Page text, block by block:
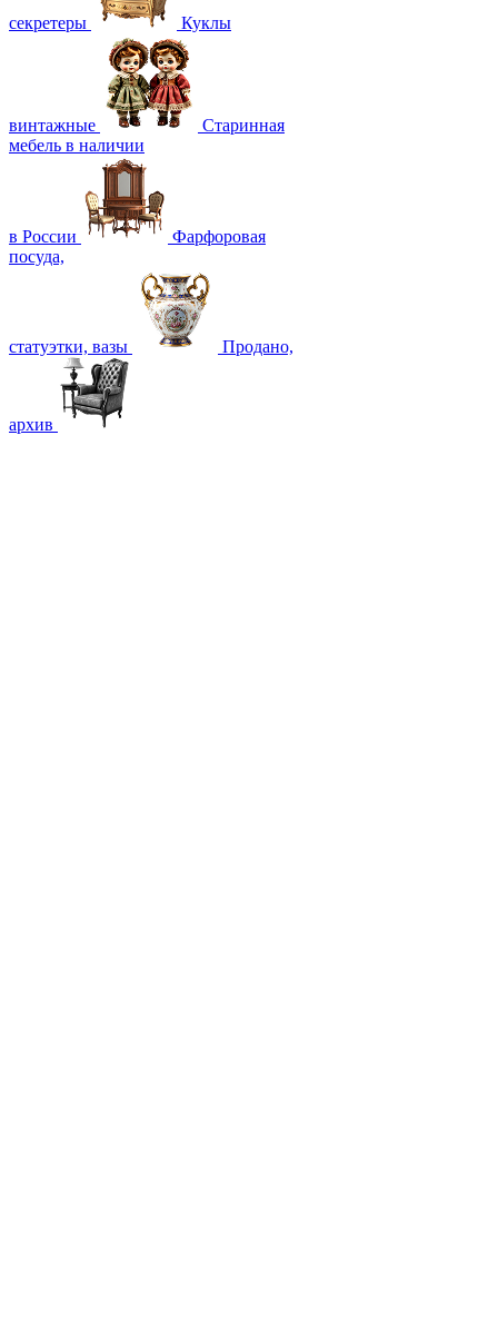
секретеры Куклы
винтажные
Старинная
мебель в наличии
в России
Фарфоровая
посуда,
статуэтки, вазы Продано,
архив